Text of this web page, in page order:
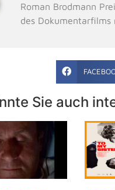
Roman Brodmann
des Dokumentarfilms
Sie auch